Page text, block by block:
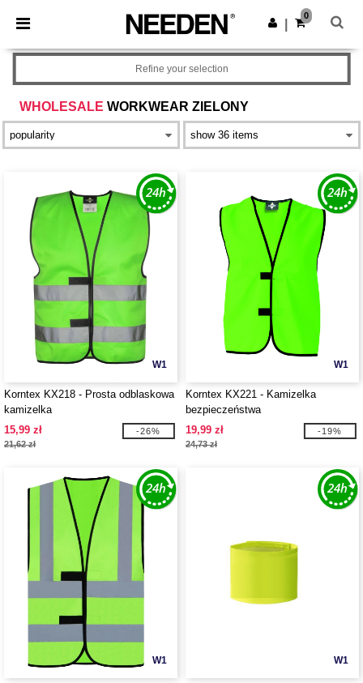
× Aplikacja Needen
Lepsze ceny w aplikacji!
Pobierz app
0
WHOLESALE WORKWEAR ZIELONY
Refine your selection
W1
Korntex KX218 - Prosta odblaskowa
kamizelka
15,99 zł
21,62 zł
-26%
W1
Korntex KX221 - Kamizelka
bezpieczeństwa
19,99 zł
24,73 zł
-19%
W1 W1